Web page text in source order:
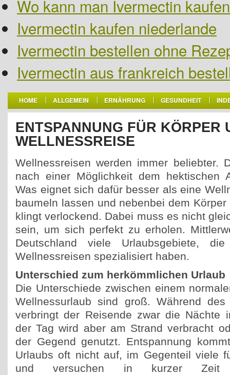
Wo kann man Ivermectin kaufen
Ivermectin kaufen niederlande
Ivermectin bestellen ohne
Ivermectin aus frankreich
HOME ALLGEMEIN ERNÄHRUNG GESUNDHEIT
ENTSPANNUNG FÜR KÖRPER
WELLNESSREISE
Wellnessreisen werden immer beliebter.
nach einer Möglichkeit dem hektischen
Was eignet sich dafür besser als eine
baumeln lassen und nebenbei dem
klingt verlockend. Dabei muss es nicht
sein, um sich perfekt zu erholen.
Deutschland viele Urlaubsgebiete,
Wellnessreisen spezialisiert haben.
Unterschied zum herkömmlichen Urlaub
Die Unterschiede zwischen einem
Wellnessurlaub sind groß. Während des
verbringt der Reisende zwar die Nächte
der Tag wird aber am Strand verbracht
der Gegend genutzt. Entspannung
Urlaubs oft nicht auf, im Gegenteil viele
und versuchen in kurzer Zeit